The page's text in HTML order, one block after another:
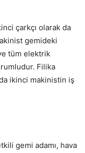
çarkçı olarak da
gemideki
tüm elektrik
Filika
da ikinci makinistin iş
gemi adamı, hava